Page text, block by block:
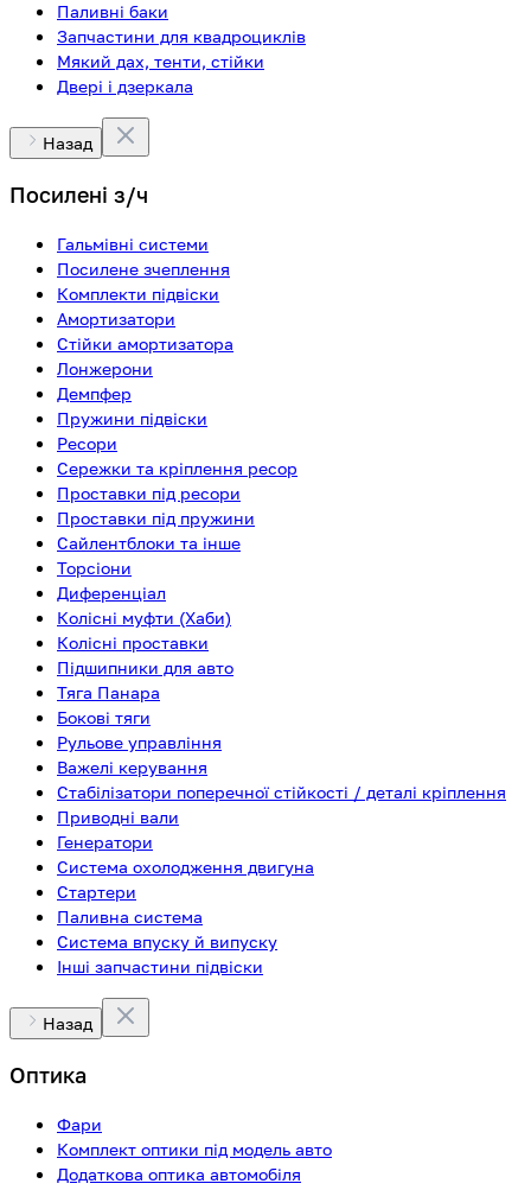
Паливні баки
Запчастини для квадроциклів
Мякий дах, тенти, стійки
Двері і дзеркала
Назад
Посилені з/ч
Гальмівні системи
Посилене зчеплення
Комплекти підвіски
Амортизатори
Стійки амортизатора
Лонжерони
Демпфер
Пружини підвіски
Ресори
Сережки та кріплення ресор
Проставки під ресори
Проставки під пружини
Сайлентблоки та інше
Торсіони
Диференціал
Колісні муфти (Хаби)
Колісні проставки
Підшипники для авто
Тяга Панара
Бокові тяги
Рульове управління
Важелі керування
Стабілізатори поперечної стійкості / деталі кріплення
Приводні вали
Генератори
Система охолодження двигуна
Стартери
Паливна система
Система впуску й випуску
Інші запчастини підвіски
Назад
Оптика
Фари
Комплект оптики під модель авто
Додаткова оптика автомобіля